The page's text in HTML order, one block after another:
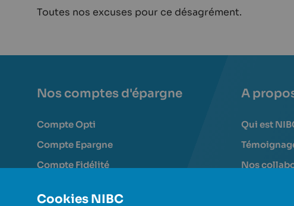
Toutes nos excuses pour ce désagrément.
Nos comptes d'épargne
Compte Opti
Compte Epargne
Compte Fidélité
A
Qui est
Nos
Cookies NIBC